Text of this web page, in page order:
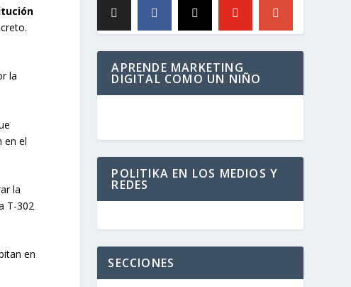
la
en el
la
T-302
en
APRENDE MARKETING
DIGITAL COMO UN NIÑO
POLITIKA EN LOS MEDIOS Y
REDES
SECCIONES